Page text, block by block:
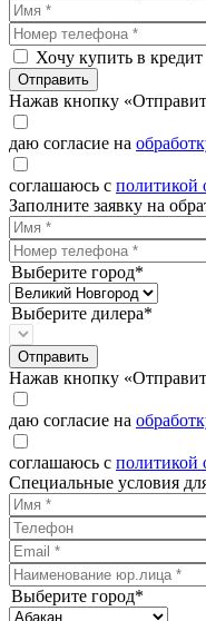
Хочу купить в кредит
Отправить
Нажав кнопку
даю согласие на
соглашаюсь с политикой
Заполните заявку на
Выберите город*
Выберите дилера*
Отправить
Нажав кнопку
даю согласие на
соглашаюсь с политикой
Специальные условия
Выберите город*